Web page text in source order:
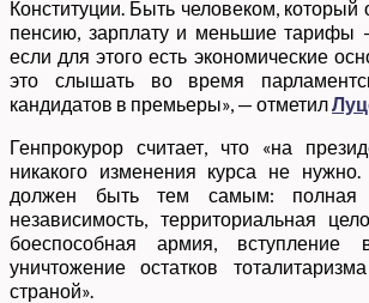
Конституции. Быть человеком,
пенсию, зарплату и меньшие тарифы
если для этого есть экономические
это слышать во время
кандидатов в премьеры», — отметил
Генпрокурор считает, что «на
никакого изменения курса не нужно.
должен быть тем самым: полная
независимость, территориальная
боеспособная армия,
уничтожение остатков
страной».